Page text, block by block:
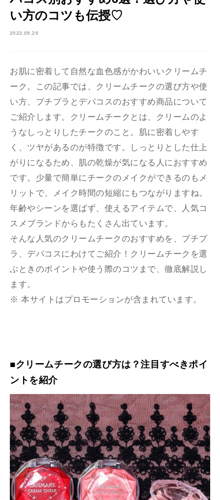
い方のコツも伝授♡
2023.09.29
お肌に密着して自然な血色感がかわいいクリームチ
ーク。この記事では、クリームチークの選び方や使
い方、プチプラとデパコスのおすすめ商品について
ご紹介します。クリームチークとは、クリームのよ
うなしっとりしたチークのこと。肌に密着しやす
く、ツヤがあるのが特徴です。しっとりとした仕上
がりになるため、肌の乾燥が気になる人におすすめ
です。少量で簡単にチークのメイクができるのもメ
リットで、メイク時間の短縮にもつながりますね。
年齢やシーンを選ばず、使えるアイテムで、人気コ
スメブランドからもたくさん出ています。
そんな人気のクリームチークのおすすめを、プチプ
ラ、デパコスにわけてご紹介！クリームチークを選
ぶときのポイントや使う際のコツまで、徹底解説し
ます。
※ 本サイトはプロモーションが含まれています。
■クリームチークの選び方は？注目すべきポイ
ントを紹介